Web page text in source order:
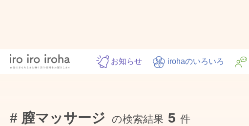
お知らせ irohaのいろいろ
# 膣マッサージ の検索結果 5 件